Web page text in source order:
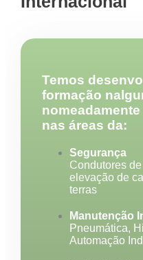
Temos
formação
nas áreas da:
Segurança
Condutores
elevação de
terras
Manutenção
Pneumática,
Automação